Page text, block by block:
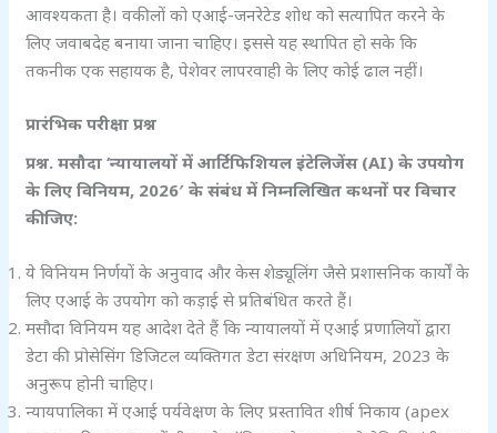
आवश्यकता है। वकीलों को एआई-जनरेटेड शोध को सत्यापित करने के
लिए जवाबदेह बनाया जाना चाहिए। इससे यह स्थापित हो सके कि
तकनीक एक सहायक है, पेशेवर लापरवाही के लिए कोई ढाल नहीं।
प्रारंभिक परीक्षा प्रश्न
प्रश्न. मसौदा ‘न्यायालयों में आर्टिफिशियल इंटेलिजेंस (AI)के उपयोग
के लिए विनियम, 2026′के संबंध में निम्नलिखित कथनों पर विचार
कीजिए:
ये विनियम निर्णयों के अनुवाद और केस शेड्यूलिंग जैसे प्रशासनिक कार्यों के
लिए एआई के उपयोग को कड़ाई से प्रतिबंधित करते हैं।
मसौदा विनियम यह आदेश देते हैं कि न्यायालयों में एआई प्रणालियों द्वारा
डेटा की प्रोसेसिंग डिजिटल व्यक्तिगत डेटा संरक्षण अधिनियम, 2023 के
अनुरूप होनी चाहिए।
न्यायपालिका में एआई पर्यवेक्षण के लिए प्रस्तावित शीर्ष निकाय (apex